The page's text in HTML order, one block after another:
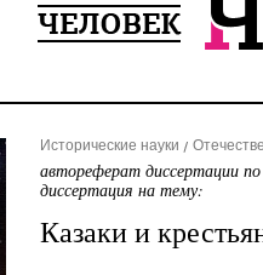
Исторические науки
автореферат диссертации
диссертация на тему:
Казаки и